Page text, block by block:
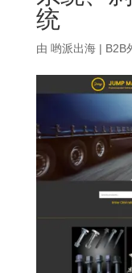
统
由 哟派出海| B2B